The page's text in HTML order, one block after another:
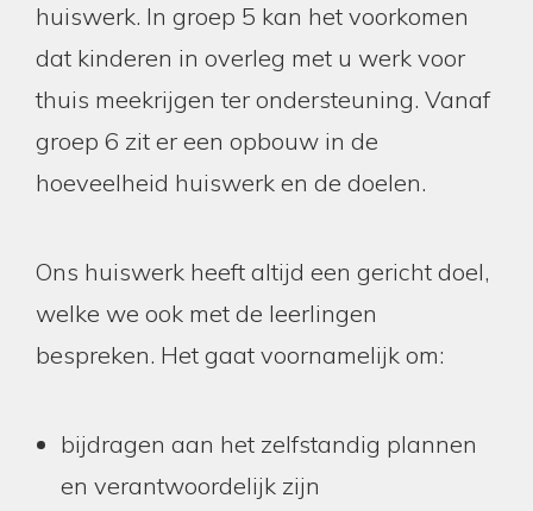
huiswerk. In groep 5 kan het voorkomen
dat kinderen in overleg met u werk voor
thuis meekrijgen ter ondersteuning. Vanaf
groep 6 zit er een opbouw in de
hoeveelheid huiswerk en de doelen.
Ons huiswerk heeft altijd een gericht doel,
welke we ook met de leerlingen
bespreken. Het gaat voornamelijk om:
bijdragen aan het zelfstandig plannen
en verantwoordelijk zijn